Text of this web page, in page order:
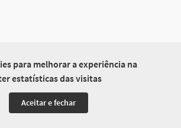
para melhorar a experiência na
estatísticas das visitas
Aceitar e fechar